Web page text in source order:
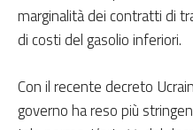
marginalità dei contratti di
di costi del gasolio inferiori.
Con il recente decreto
governo ha reso più